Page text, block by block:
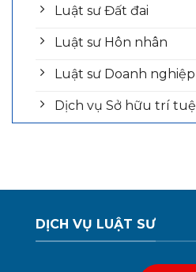
Luật sư Đất đai
Luật sư Hôn nhân
Luật sư Doanh nghiệp
Dịch vụ Sở hữu trí tuệ
DỊCH VỤ LUẬT SƯ